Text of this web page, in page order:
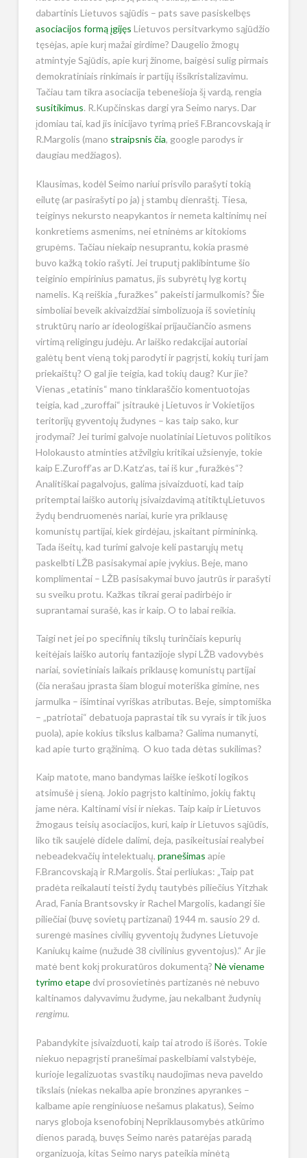
dabartinis Lietuvos sąjūdis – pats save pasiskelbęs
asociacijos formą įgijęs Lietuvos persitvarkymo sąjūdžio
tęsėjas, apie kurį mažai girdime? Daugelio žmogų
atmintyje Sąjūdis, apie kurį žinome, baigėsi sulig pirmais
demokratiniais rinkimais ir partijų išsikristalizavimu.
Tačiau tam tikra asociacija tebenešioja šį vardą, rengia
susitikimus. R.Kupčinskas dargi yra Seimo narys. Dar
įdomiau tai, kad jis inicijavo tyrimą prieš F.Brancovskają ir
R.Margolis (mano straipsnis čia, google parodys ir
daugiau medžiagos).
Klausimas, kodėl Seimo nariui prisvilo parašyti tokią
eilutę (ar pasirašyti po ja) į stambų dienraštį. Tiesa,
teiginys nekursto neapykantos ir nemeta kaltinimų nei
konkretiems asmenims, nei etninėms ar kitokioms
grupėms. Tačiau niekaip nesuprantu, kokia prasmė
buvo kažką tokio rašyti. Jei truputį paklibintume šio
teiginio empirinius pamatus, jis subyrėtų lyg kortų
namelis. Ką reiškia „furažkes“ pakeisti jarmulkomis? Šie
simboliai beveik akivaizdžiai simbolizuoja iš sovietinių
struktūrų nario ar ideologiškai prijaučiančio asmens
virtimą religingu judėju. Ar laiško redakcijai autoriai
galėtų bent vieną tokį parodyti ir pagrįsti, kokių turi jam
priekaištų? O gal jie teigia, kad tokių daug? Kur jie?
Vienas „etatinis“ mano tinklaraščio komentuotojas
teigia, kad „zuroffai“ įsitraukė į Lietuvos ir Vokietijos
teritorijų gyventojų žudynes – kas taip sako, kur
įrodymai? Jei turimi galvoje nuolatiniai Lietuvos politikos
Holokausto atminties atžvilgiu kritikai užsienyje, tokie
kaip E.Zuroff’as ar D.Katz’as, tai iš kur „furažkės“?
Analitiškai pagalvojus, galima įsivaizduoti, kad taip
pritemptai laiško autorių įsivaizdavimą atitiktųLietuvos
žydų bendruomenės nariai, kurie yra priklausę
komunistų partijai, kiek girdėjau, įskaitant pirmininką.
Tada išeitų, kad turimi galvoje keli pastarųjų metų
paskelbti LŽB pasisakymai apie įvykius. Beje, mano
komplimentai – LŽB pasisakymai buvo jautrūs ir parašyti
su sveiku protu. Kažkas tikrai gerai padirbėjo ir
suprantamai surašė, kas ir kaip. O to labai reikia.
Taigi net jei po specifinių tikslų turinčiais kepurių
keitėjais laiško autorių fantazijoje slypi LŽB vadovybės
nariai, sovietiniais laikais priklausę komunistų partijai
(čia nerašau įprasta šiam blogui moteriška gimine, nes
jarmulka – išimtinai vyriškas atributas. Beje, simptomiška
– „patriotai“ debatuoja paprastai tik su vyrais ir tik juos
puola), apie kokius tikslus kalbama? Galima numanyti,
kad apie turto grąžinimą. O kuo tada dėtas sukilimas?
Kaip matote, mano bandymas laiške ieškoti logikos
atsimušė į sieną. Jokio pagrįsto kaltinimo, jokių faktų
jame nėra. Kaltinami visi ir niekas. Taip kaip ir Lietuvos
žmogaus teisių asociacijos, kuri, kaip ir Lietuvos sąjūdis,
liko tik saujelė didele dalimi, deja, pasikeitusiai realybei
nebeadekvačių intelektualų, pranešimas apie
F.Brancovskają ir R.Margolis. Štai perliukas: „Taip pat
pradėta reikalauti teisti žydų tautybės piliečius Yitzhak
Arad, Fania Brantsovsky ir Rachel Margolis, kadangi šie
piliečiai (buvę sovietų partizanai) 1944 m. sausio 29 d.
surengė masines civilių gyventojų žudynes Lietuvoje
Kaniukų kaime (nužudė 38 civilinius gyventojus).“ Ar jie
matė bent kokį prokuratūros dokumentą? Nė viename
tyrimo etapedvi prosovietinės partizanės nė nebuvo
kaltinamos dalyvavimu žudyme, jau nekalbant žudynių
rengimu.
Pabandykite įsivaizduoti, kaip tai atrodo iš išorės. Tokie
niekuo nepagrįsti pranešimai paskelbiami valstybėje,
kurioje legalizuotas svastikų naudojimas neva paveldo
tikslais (niekas nekalba apie bronzines apyrankes –
kalbame apie renginiuose nešamus plakatus), Seimo
narys globoja ksenofobinį Nepriklausomybės atkūrimo
dienos paradą, buvęs Seimo narės patarėjas paradą
organizuoja, kitas Seimo narys pateikia minėtą